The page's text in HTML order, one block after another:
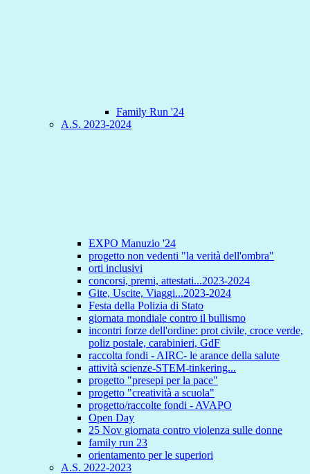
Family Run '24
A.S. 2023-2024
EXPO Manuzio '24
progetto non vedenti "la verità dell'ombra"
orti inclusivi
concorsi, premi, attestati...2023-2024
Gite, Uscite, Viaggi...2023-2024
Festa della Polizia di Stato
giornata mondiale contro il bullismo
incontri forze dell'ordine: prot civile, croce verde,
poliz postale, carabinieri, GdF
raccolta fondi - AIRC- le arance della salute
attività scienze-STEM-tinkering...
progetto "presepi per la pace"
progetto "creatività a scuola"
progetto/raccolte fondi - AVAPO
Open Day
25 Nov giornata contro violenza sulle donne
family run 23
orientamento per le superiori
A.S. 2022-2023